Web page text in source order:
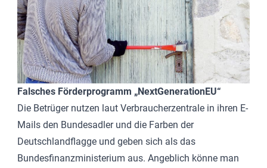
Falsches Förderprogramm „NextGenerationEU“
Die Betrüger nutzen laut Verbraucherzentrale in ihren E-
Mails den Bundesadler und die Farben der
Deutschlandflagge und geben sich als das
Bundesfinanzministerium aus. Angeblich könne man